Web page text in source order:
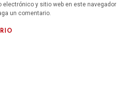
electrónico y sitio web en este navegador
un comentario.